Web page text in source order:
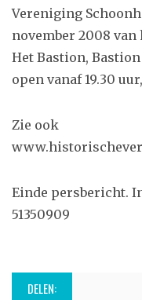
Vereniging
november 2008
Het Bastion,
open vanaf 19.30
Zie ook
Einde persbericht.
51350909
DELEN: